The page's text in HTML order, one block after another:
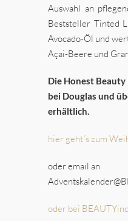
Auswahl an
Beststeller Tinted
Avocado-Öl und
Açai-Beere und
Die Honest
bei Douglas und
erhältlich.
hier geht´s zum
oder email an
oder bei